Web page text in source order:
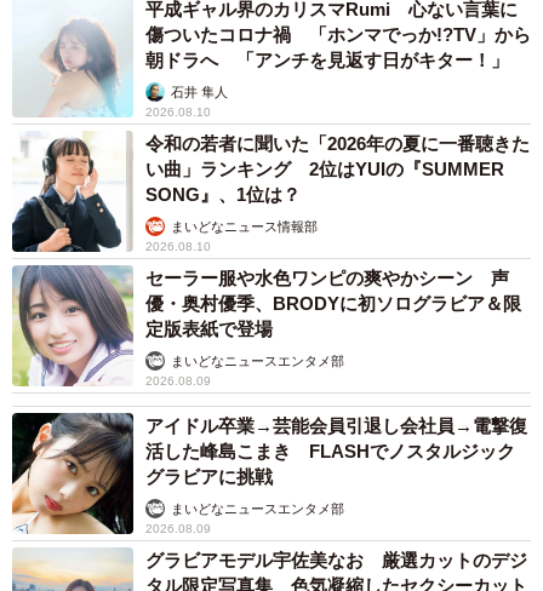
平成ギャル界のカリスマRumi 心ない言葉に
傷ついたコロナ禍 「ホンマでっか!?TV」から
朝ドラへ 「アンチを見返す日がキター！」
石井 隼人
2026.08.10
令和の若者に聞いた「2026年の夏に一番聴きた
い曲」ランキング 2位はYUIの『SUMMER
SONG』、1位は？
まいどなニュース情報部
2026.08.10
セーラー服や水色ワンピの爽やかシーン 声
優・奥村優季、BRODYに初ソログラビア＆限
定版表紙で登場
まいどなニュースエンタメ部
2026.08.09
アイドル卒業→芸能会員引退し会社員→電撃復
活した峰島こまき FLASHでノスタルジック
グラビアに挑戦
まいどなニュースエンタメ部
2026.08.09
グラビアモデル宇佐美なお 厳選カットのデジ
タル限定写真集 色気凝縮したセクシーカット